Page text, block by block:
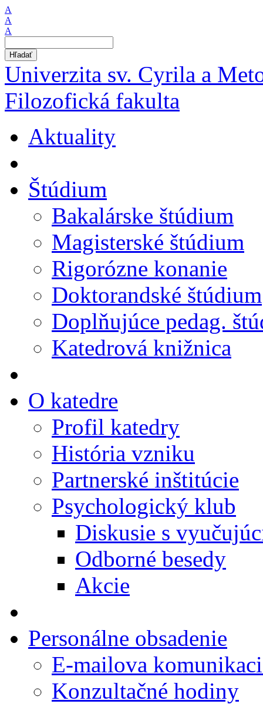
A
A
A
Hľadať
Univerzita sv. Cyrila a
Filozofická fakulta
Aktuality
Štúdium
Bakalárske štúdium
Magisterské štúdium
Rigorózne konanie
Doktorandské štúdium
Doplňujúce pedag.
Katedrová knižnica
O katedre
Profil katedry
História vzniku
Partnerské inštitúcie
Psychologický klub
Diskusie s
Odborné besedy
Akcie
Personálne obsadenie
E-mailova
Konzultačné hodiny